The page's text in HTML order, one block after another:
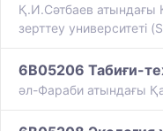
Қ.И.Сәтбаев атындағы
зерттеу университеті
6B05206 Табиғи-
әл-Фараби атындағы